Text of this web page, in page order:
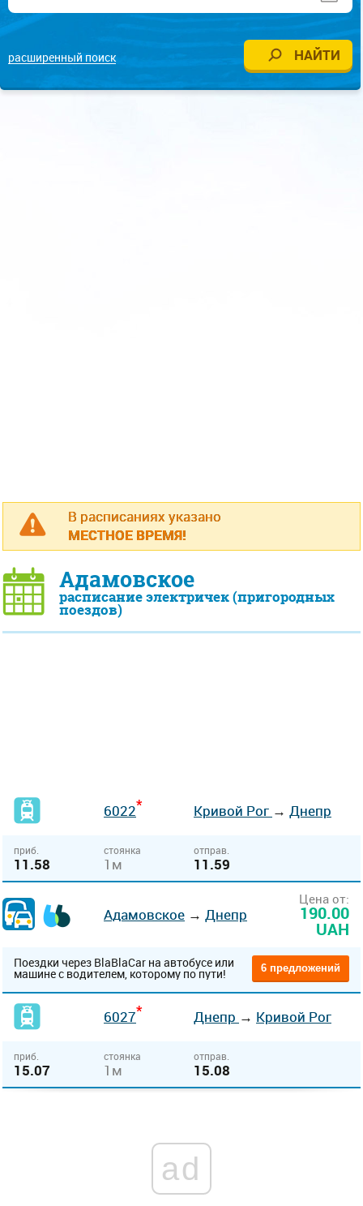
расширенный поиск
В расписаниях указано
МЕСТНОЕ ВРЕМЯ!
Адамовское
расписание электричек (пригородных
поездов)
6022* Кривой Рог → Днепр
приб.
11.58
стоянка
1м
отправ.
11.59
Адамовское → Днепр
Цена от:
190.00
UAH
Поездки через BlaBlaCar на автобусе или
машине с водителем, которому по пути! 6 предложений
6027* Днепр → Кривой Рог
приб.
15.07
стоянка
1м
отправ.
15.08
ad